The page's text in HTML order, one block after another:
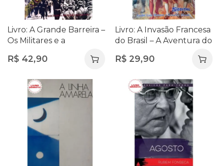
Livro: A Grande Barreira –
Os Militares e a
Brasil (1930-1968)
R$ 42,90
Livro: A Invasão Francesa
do Brasil – A Aventura do
de Janeiro
R$ 29,90